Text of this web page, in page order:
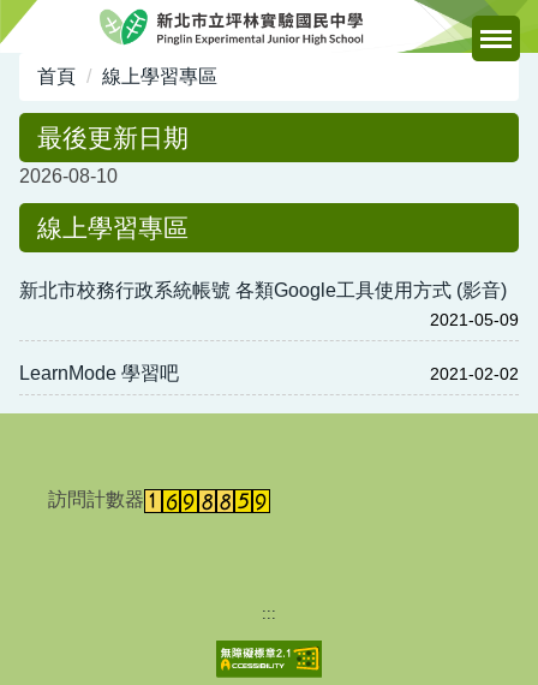
跳
容
首頁 線上學習專區
最後更新日期
2026-08-10
線上學習專區
新北市校務行政系統帳號 各類Google工具使用方式 (影音)
2021-05-09
LearnMode 學習吧 2021-02-02
訪問計數器
:::